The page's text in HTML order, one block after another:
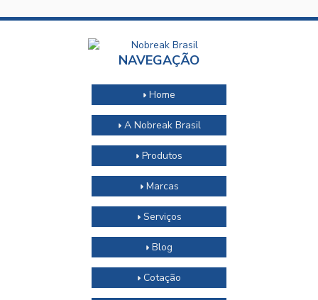
NAVEGAÇÃO
Home
A Nobreak Brasil
Produtos
Marcas
Serviços
Blog
Cotação